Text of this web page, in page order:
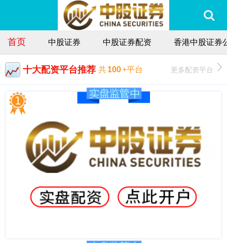
首页 中股证券 中股证券配资 香港中股证券
十大配资平台推荐 共100+平台 更多配资平台